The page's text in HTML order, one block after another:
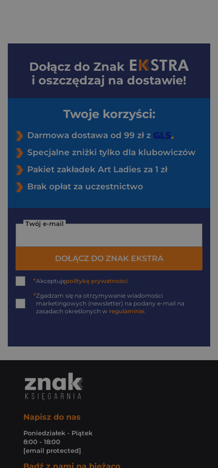
Dołącz do Znak
i oszczędzaj na dostawie!
Twoje korzyści:
Darmowa dostawa od 99 zł z
Specjalne zniżki tylko dla klubowiczów
Pakiet zakładek Art Ladies za 1 zł
Brak opłat za uczestnictwo
Twój e-mail
DOŁĄCZ DO ZNAK EKSTRA
*Akceptujępolitykę prywatności
*Zgadzam się na otrzymywanie wiadomości
marketingowych (newsletter) na podany e-mail na
zasadach określonych w regulaminie
Napisz do nas
Poniedziałek - Piątek
8:00 - 18:00
[email protected]